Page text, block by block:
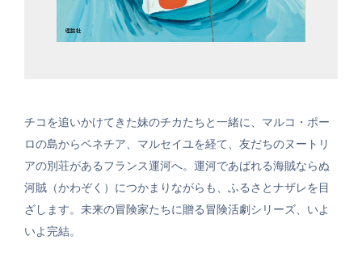
チコを追いかけてきた妹のチカたちと一緒に、マルコ・ポー
ロの島からベネチア、マルセイユを経て、友だちのヌートリ
アの別荘があるフランス運河へ。運河であばれる海賊ならぬ
河賊（かわぞく）につかまりながらも、ふるさとナザレを目
ざします。未来の冒険家たちに贈る冒険活劇シリーズ、いよ
いよ完結。